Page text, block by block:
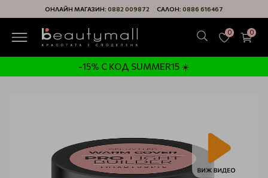
ОНЛАЙН МАГАЗИН: 0882 009872 САЛОН: 0886 616467
0 0
-15% С КОД SUMMER15 ☀️